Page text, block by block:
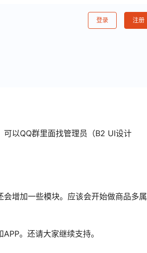
登录 注册
以QQ群里面找管理员（B2 UI设计
增加一些模块。应该会开始做商品多属
。还请大家继续支持。